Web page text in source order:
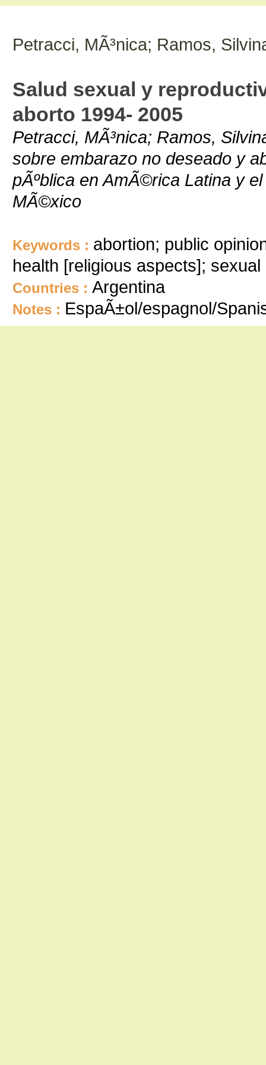
Petracci, MÃ³nica; Ramos,
Salud sexual y
aborto 1994- 2005
Petracci, MÃ³nica; Ramos,
sobre embarazo no deseado y
pÃºblica en AmÃ©rica Latina y
MÃ©xico
Keywords : abortion; public
health [religious aspects]; sexual
Countries : Argentina
Notes : EspaÃ±ol/espagnol/